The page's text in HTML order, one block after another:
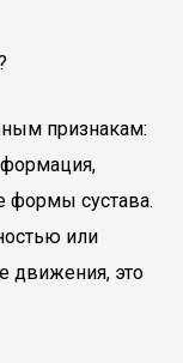
признакам:
формы сустава.
или
движения, это